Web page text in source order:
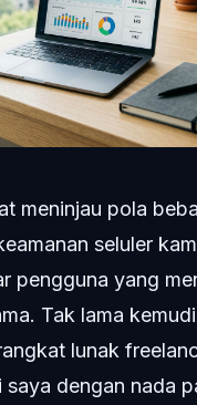
meninjau pola
seluler
pengguna yang
Tak lama
lunak
saya dengan nada